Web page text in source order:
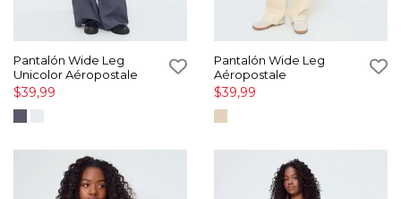
Pantalón Wide Leg
Unicolor Aéropostale
$39,99
Pantalón Wide Leg
Aéropostale
$39,99